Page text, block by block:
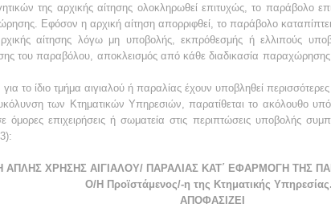
της αρχικής αίτησης ολοκληρωθεί επιτυχώς, το παράβολο
Εφόσον η αρχική αίτηση απορριφθεί, το παράβολο
αίτησης λόγω μη υποβολής, εκπρόθεσμής ή ελλιπούς
του παραβόλου, αποκλεισμός από κάθε διαδικασία παραχώρησης
το ίδιο τμήμα αιγιαλού ή παραλίας έχουν υποβληθεί
των Κτηματικών Υπηρεσιών, παρατίθεται το ακόλουθο
όμορες επιχειρήσεις ή σωματεία στις περιπτώσεις υποβολής
ΧΡΗΣΗΣ ΑΙΓΙΑΛΟΥ/ ΠΑΡΑΛΙΑΣ ΚΑΤ΄ ΕΦΑΡΜΟΓΗ ΤΗΣ
Ο/Η Προϊστάμενος/-η της Κτηματικής
ΑΠΟΦΑΣΙΖΕΙ